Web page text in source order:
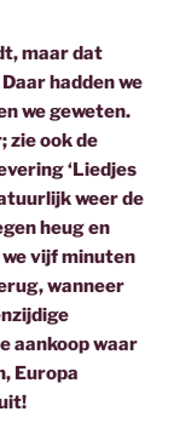
maar dat
hadden we
we geweten.
zie ook de
‘Liedjes
weer de
heug en
vijf minuten
wanneer
aankoop waar
Europa